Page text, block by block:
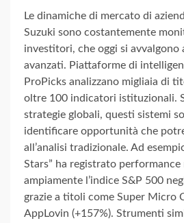
Le dinamiche di mercato di
Suzuki sono costantemente
investitori, che oggi si avvalgono
avanzati. Piattaforme di
ProPicks analizzano migliaia di
oltre 100 indicatori istituzionali.
strategie globali, questi sistemi
identificare opportunità che
all’analisi tradizionale. Ad
Stars” ha registrato
ampiamente l’indice S&P 500
grazie a titoli come Super Micro
AppLovin (+157%). Strumenti